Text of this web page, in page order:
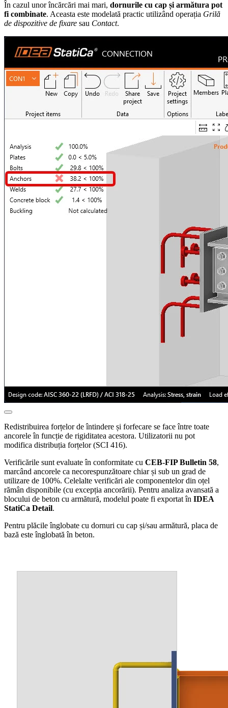
În cazul unor încărcări mai mari, dornurile cu cap și armătura pot
fi combinate. Aceasta este modelată practic utilizând operația Grilă
de dispozitive de fixare sau Contact.
Redistribuirea forțelor de întindere și forfecare se face între toate
ancorele în funcție de rigiditatea acestora. Utilizatorii nu pot
modifica distribuția forțelor (SCI 416).
Verificările sunt evaluate în conformitate cu CEB-FIP Bulletin 58,
marcând ancorele ca necorespunzătoare chiar și sub un grad de
utilizare de 100%. Celelalte verificări ale componentelor din oțel
rămân disponibile (cu excepția ancorării). Pentru analiza avansată a
blocului de beton cu armătură, modelul poate fi exportat în IDEA
StatiCa Detail.
Pentru plăcile înglobate cu dornuri cu cap și/sau armătură, placa de
bază este înglobată în beton.